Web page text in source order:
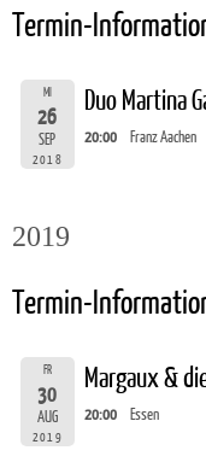
Termin-
MI
26
SEP
2018
Duo Martina
20:00 Franz Aachen
2019
Termin-
FR
30
AUG
2019
Margaux &
20:00 Essen